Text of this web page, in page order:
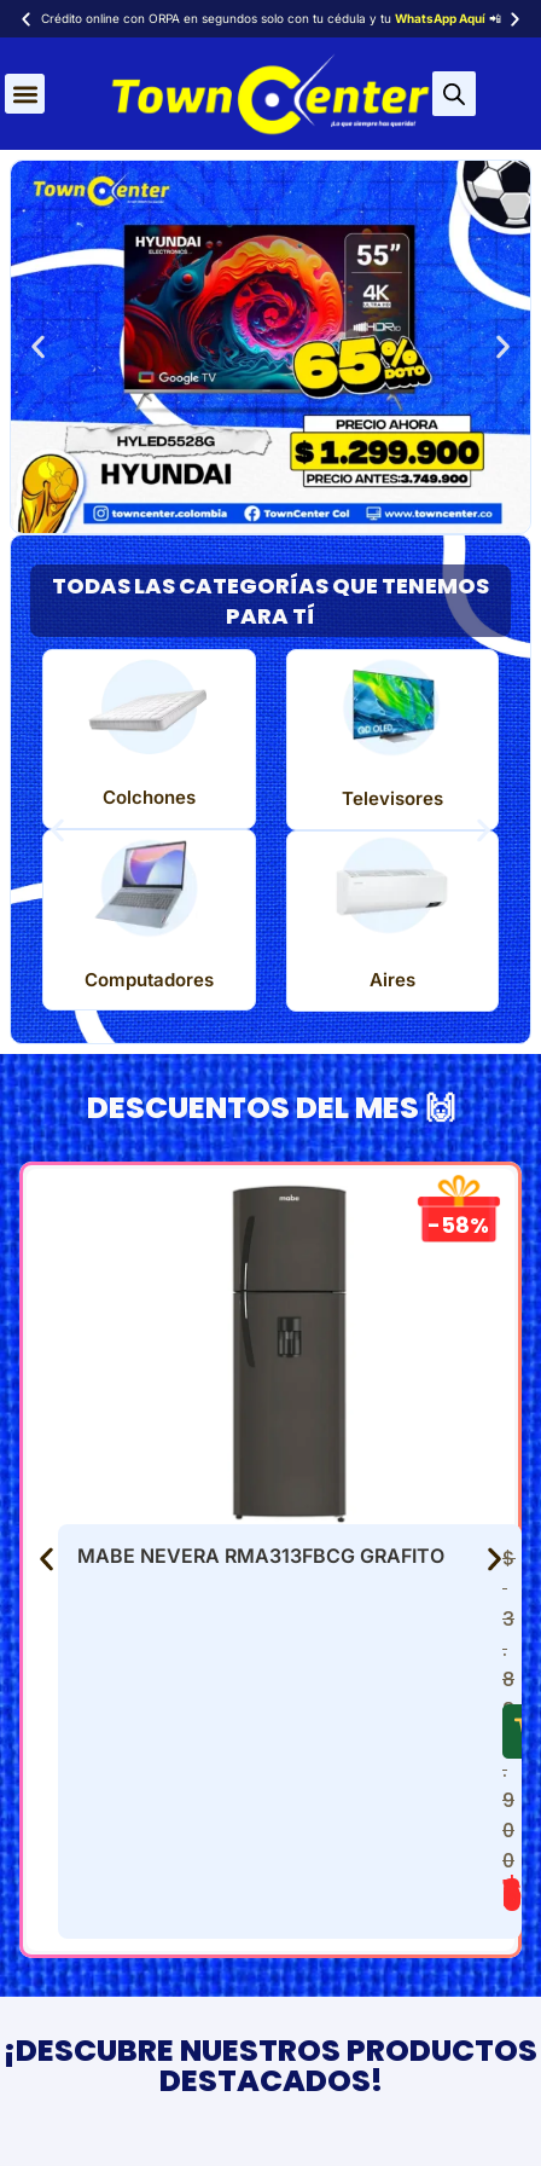
Crédito online con ORPA en segundos solo con tu cédula y tu WhatsApp Aquí📲
TODAS LAS CATEGORÍAS QUE TENEMOS
PARA TÍ
Colchones
Computadores
Televisores
Aires
DESCUENTOS DEL MES 🙌
-58%
MABE NEVERA RMA313FBCG GRAFITO $
3
.
8
8
.
9
0
0
$
1.639.900
¡DESCUBRE NUESTROS PRODUCTOS
DESTACADOS!